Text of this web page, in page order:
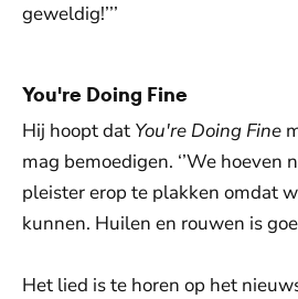
geweldig!’’’
You're Doing Fine
Hij hoopt dat You're Doing Fine
mag bemoedigen. ‘’We hoeven
pleister erop te plakken omdat
kunnen. Huilen en rouwen is
Het lied is te horen op het